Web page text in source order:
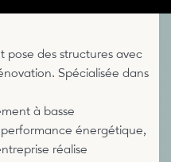
pose des structures avec
Spécialisée dans
à basse
énergétique,
réalise